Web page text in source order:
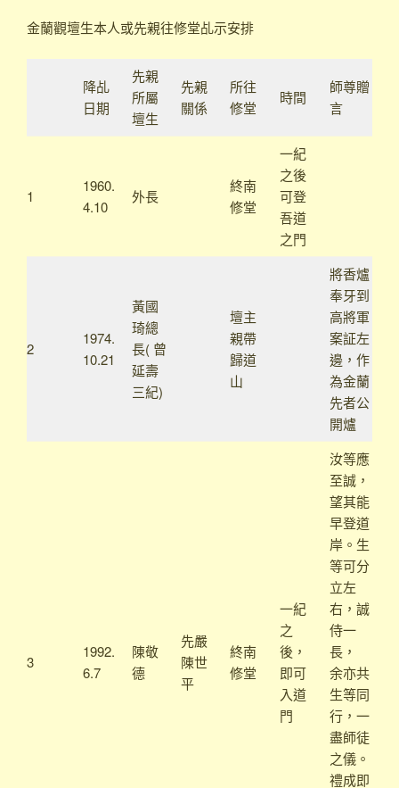
金蘭觀壇生本人或先親往修堂乩示安排
降乩
日期
先親
所屬
壇生
先親
關係
所往
修堂
時間
師尊贈
言
1
1960.
4.10
外長
終南
修堂
一紀
之後
可登
吾道
之門
2
1974.
10.21
黃國
琦總
長( 曾
延壽
三紀)
壇主
親帶
歸道
山
將香爐
奉牙到
高將軍
案証左
邊，作
為金蘭
先者公
開爐
3
1992.
6.7
陳敬
德
先嚴
陳世
平
終南
修堂
一紀
之
後，
即可
入道
門
汝等應
至誠，
望其能
早登道
岸。生
等可分
立左
右，誠
侍一
長，
余亦共
生等同
行，一
盡師徒
之儀。
禮成即